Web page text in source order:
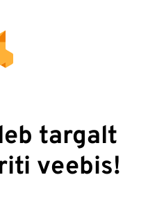
targalt
veebis!